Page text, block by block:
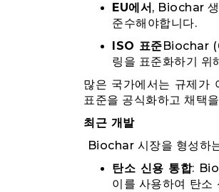
EU에서, Biochar
준수해야합니다.
ISO 표준Biochar (
링을 표준화하기 위
많은 국가에서는 규제가
표준을 공식화하고 채택
최근 개발
Biochar 시장을 형성하
탄소 신용 통합:
이를 사용하여 탄소